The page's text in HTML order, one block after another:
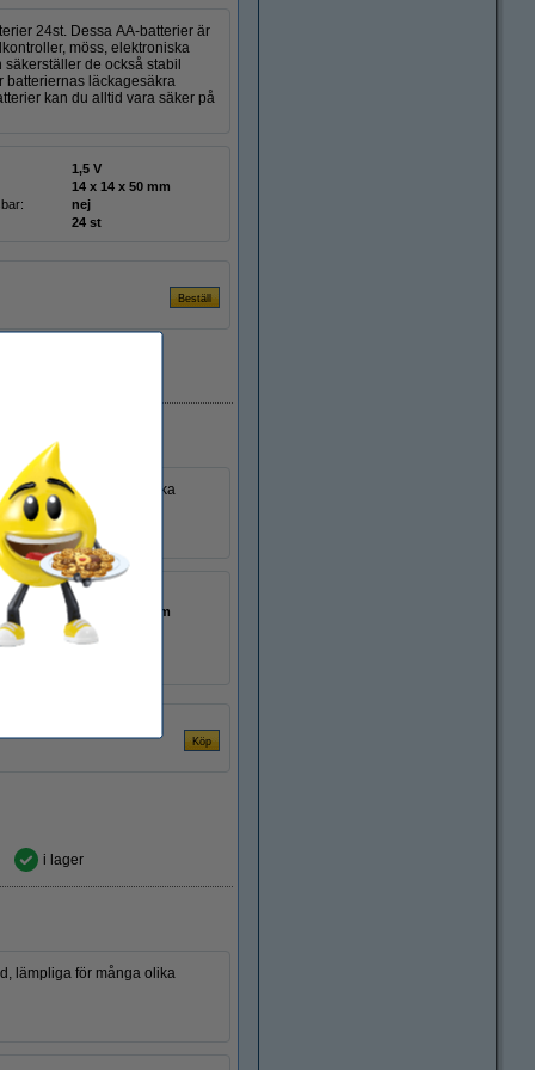
24st. Dessa AA-batterier är
möss, elektroniska
de också stabil
batteriernas läckagesäkra
kan du alltid vara säker på
1,5 V
14 x 14 x 50 mm
nej
24 st
lämpliga för många olika
2600 mAh
10 x 10 x 44 mm
nej
10 st
i lager
lämpliga för många olika